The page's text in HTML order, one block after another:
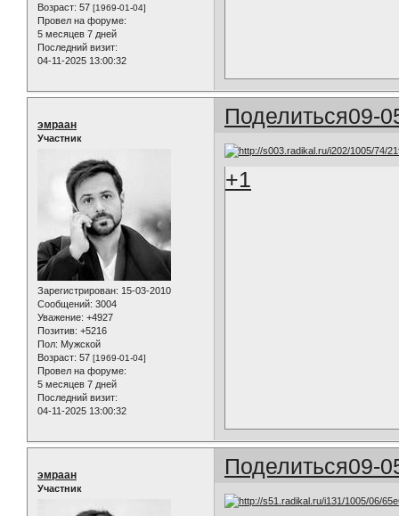
Возраст: 57 [1969-01-04]
Провел на форуме:
5 месяцев 7 дней
Последний визит:
04-11-2025 13:00:32
Поделиться09-
эмраан
Участник
Зарегистрирован: 15-03-2010
Сообщений: 3004
Уважение: +4927
Позитив: +5216
Пол: Мужской
Возраст: 57 [1969-01-04]
Провел на форуме:
5 месяцев 7 дней
Последний визит:
04-11-2025 13:00:32
+1
Поделиться09-
эмраан
Участник